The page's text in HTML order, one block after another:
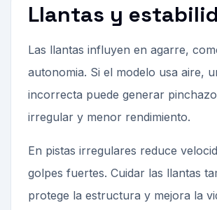
Llantas y
Las llantas influyen en agarre,
autonomia. Si el modelo usa aire,
incorrecta puede generar
irregular y menor rendimiento.
En pistas irregulares reduce
golpes fuertes. Cuidar las llantas
protege la estructura y mejora la